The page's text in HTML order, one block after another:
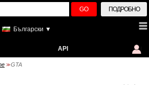
GO ПОДРОБНО
Български ▼
API
>> GTA